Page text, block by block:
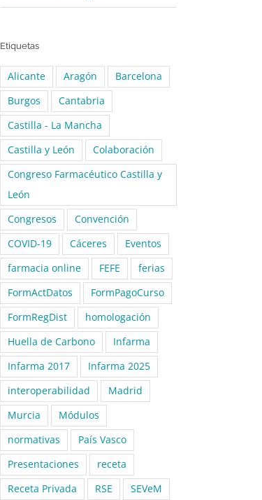
Etiquetas
Alicante Aragón
Barcelona
Burgos
Cantabria
Castilla - La Mancha
Castilla y León
Colaboración
Congreso Farmacéutico Castilla y
León
Congresos
Convención
COVID-19
Cáceres
Eventos
farmacia online
FEFE
ferias
FormActDatos
FormPagoCurso
FormRegDist
homologación
Huella de Carbono
Infarma
Infarma 2017
Infarma 2025
interoperabilidad
Madrid
Murcia
Módulos
normativas
País Vasco
Presentaciones
receta
Receta Privada
RSE
SEVeM